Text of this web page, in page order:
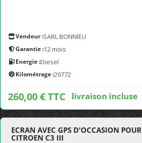
Vendeur :SARL BONNIEU
Garantie :12 mois
Energie :Diesel
Kilométrage :29772
260,00 € TTC livraison incluse
ECRAN AVEC GPS D'OCCASION POUR
CITROEN C3 III